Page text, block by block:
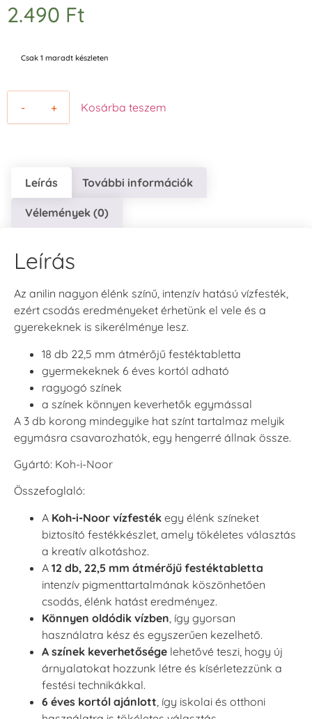
2.490 Ft
Csak 1 maradt készleten
- + Kosárba teszem
Leírás További információk
Vélemények (0)
Leírás
Az anilin nagyon élénk színű, intenzív hatású vízfesték,
ezért csodás eredményeket érhetünk el vele és a
gyerekeknek is sikerélménye lesz.
18 db 22,5 mm átmérőjű festéktabletta
gyermekeknek 6 éves kortól adható
ragyogó színek
a színek könnyen keverhetők egymással
A 3 db korong mindegyike hat színt tartalmaz melyik
egymásra csavarozhatók, egy hengerré állnak össze.
Gyártó: Koh-i-Noor
Összefoglaló:
A Koh-i-Noor vízfesték egy élénk színeket
biztosító festékkészlet, amely tökéletes választás
a kreatív alkotáshoz.
A 12 db, 22,5 mm átmérőjű festéktabletta
intenzív pigmenttartalmának köszönhetően
csodás, élénk hatást eredményez.
Könnyen oldódik vízben , így gyorsan
használatra kész és egyszerűen kezelhető.
A színek keverhetősége lehetővé teszi, hogy új
árnyalatokat hozzunk létre és kísérletezzünk a
festési technikákkal.
6 éves kortól ajánlott , így iskolai és otthoni